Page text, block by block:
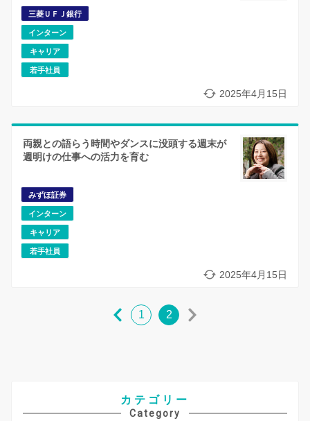
三菱ＵＦＪ銀行
インターン
キャリア
若手社員
2025年4月15日
両親との語らう時間やダンスに没頭する週末が
週明けの仕事への活力を育む
みずほ証券
インターン
キャリア
若手社員
2025年4月15日
1 2
カテゴリー
Category